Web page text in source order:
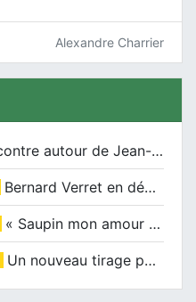
Alexandre Charrier
Une rencontre autour de Jean-Claude Suaudeau
Bernard Verret en dédicaces le samedi 13 décembre à l’Espace Culturel Atlantis
« Saupin mon amour » au salon du livre de Trentemoult
Un nouveau tirage pour le Docu-BD